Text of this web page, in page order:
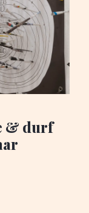
& durf